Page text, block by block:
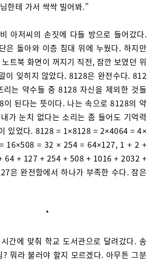
한테 가서 싹싹 빌어봐.”
아저씨의 손짓에 다들 방으로 들어갔다.
은 돌아와 이층 침대 위에 누웠다. 하지만
트북 화면이 꺼지기 직전, 잠깐 보였던 위
이 잊히지 않았다. 8128은 완전수다. 812
리는 약수들 중 8128 자신을 제외한 것들
이 된다는 뜻이다. 나는 속으로 8128의 약
가 눈치 없다는 소리는 좀 들어도 기억력
있었다. 8128 = 1×8128 = 2×4064 = 4×
16×508 = 32 × 254 = 64×127, 1 + 2 +
64 + 127 + 254 + 508 + 1016 + 2032 +
은 완전함에서 하나가 부족한 수다. 잠은
*
간에 맞춰 학교 도서관으로 달려갔다. 송
뭐라 불러야 할지 모르겠다. 아무튼 그분